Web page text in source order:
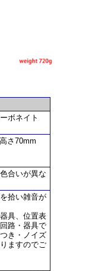
ボネイト
さ70mm
合いが異な
拾い雑音が
具、位置表
路・器具で
き・ノイズ
ますのでご